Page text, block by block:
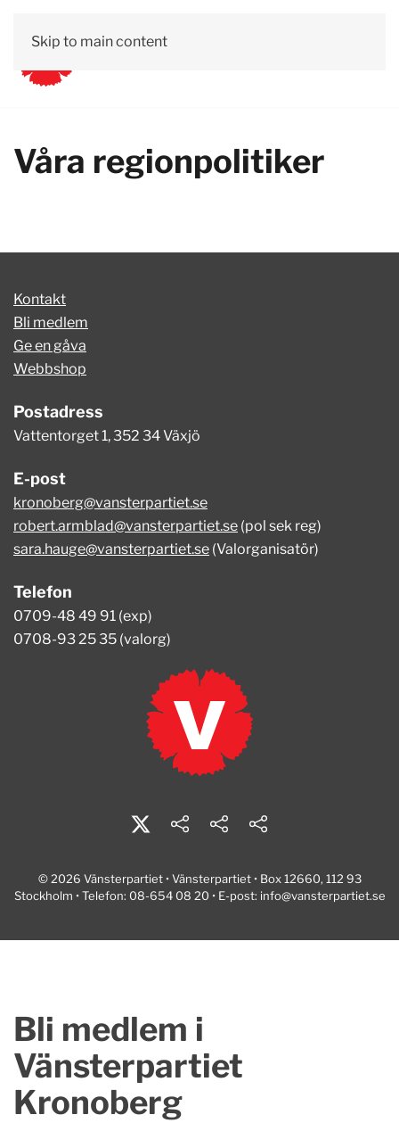
Skip to main content
Våra regionpolitiker
Kontakt
Bli medlem
Ge en gåva
Webbshop
Postadress
Vattentorget 1, 352 34 Växjö
E-post
kronoberg@vansterpartiet.se
robert.armblad@vansterpartiet.se (pol sek reg)
sara.hauge@vansterpartiet.se (Valorganisatör)
Telefon
0709-48 49 91 (exp)
0708-93 25 35 (valorg)
© 2026 Vänsterpartiet • Vänsterpartiet • Box 12660, 112 93
Stockholm • Telefon: 08-654 08 20 • E-post: info@vansterpartiet.se
Bli medlem i
Vänsterpartiet
Kronoberg